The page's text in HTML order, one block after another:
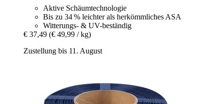
Aktive Schäumtechnologie
Bis zu 34 % leichter als herkömmliches ASA
Witterungs- & UV-beständig
€ 37,49 (€ 49,99 / kg)
Zustellung bis 11. August